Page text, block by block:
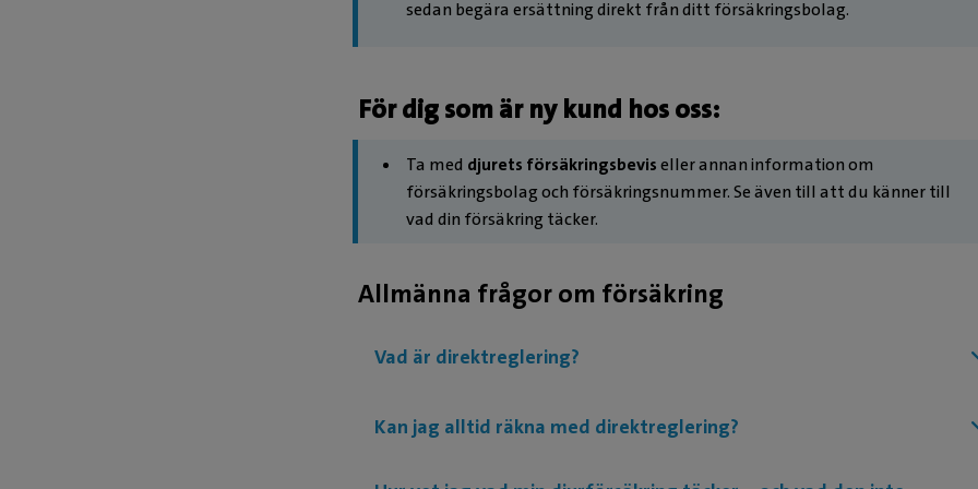
sedan begära ersättning direkt från ditt försäkringsbolag.
För dig som är ny kund hos oss:
Ta med djurets försäkringsbeviseller annan information om
försäkringsbolag och försäkringsnummer. Se även till att du känner till
vad din försäkring täcker.
Allmänna frågor om försäkring
Vad är direktreglering?
Kan jag alltid räkna med direktreglering?
internationell
även
tandvård och
Toppen att man kunde
Fick mkt bra information.